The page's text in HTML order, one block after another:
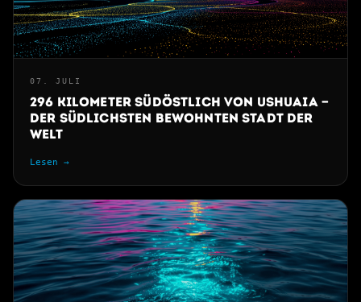
07. JULI
296 Kilometer südöstlich von Ushuaia —
der südlichsten bewohnten Stadt der
Welt
Lesen →